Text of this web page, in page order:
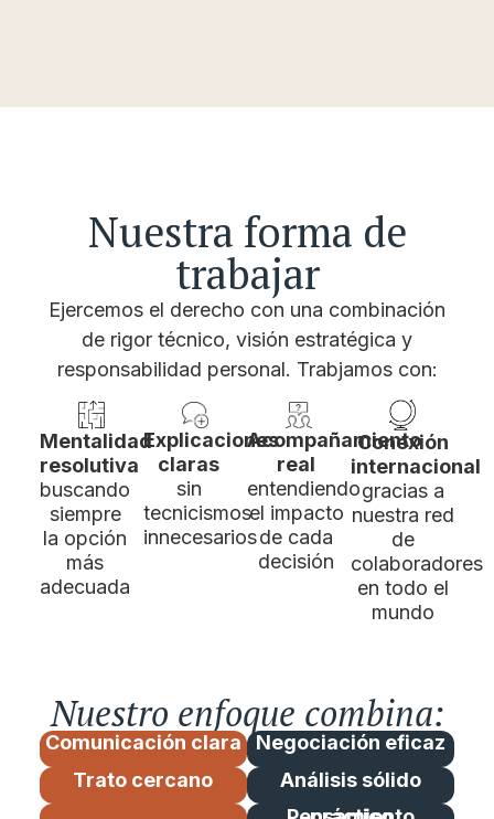
Nuestra forma de
trabajar
Ejercemos el derecho con una combinación
de rigor técnico, visión estratégica y
responsabilidad personal. Trabjamos con:
Mentalidad
resolutiva
buscando
siempre
la opción
más
adecuada
Explicaciones
claras
sin
tecnicismos
innecesarios
Acompañamiento
real
entendiendo
el impacto
de cada
decisión
Conexión
internacional
gracias a
nuestra red
de
colaboradores
en todo el
mundo
Nuestro enfoque combina:
Comunicación clara
Trato cercano
Negociación eficaz
Análisis sólido